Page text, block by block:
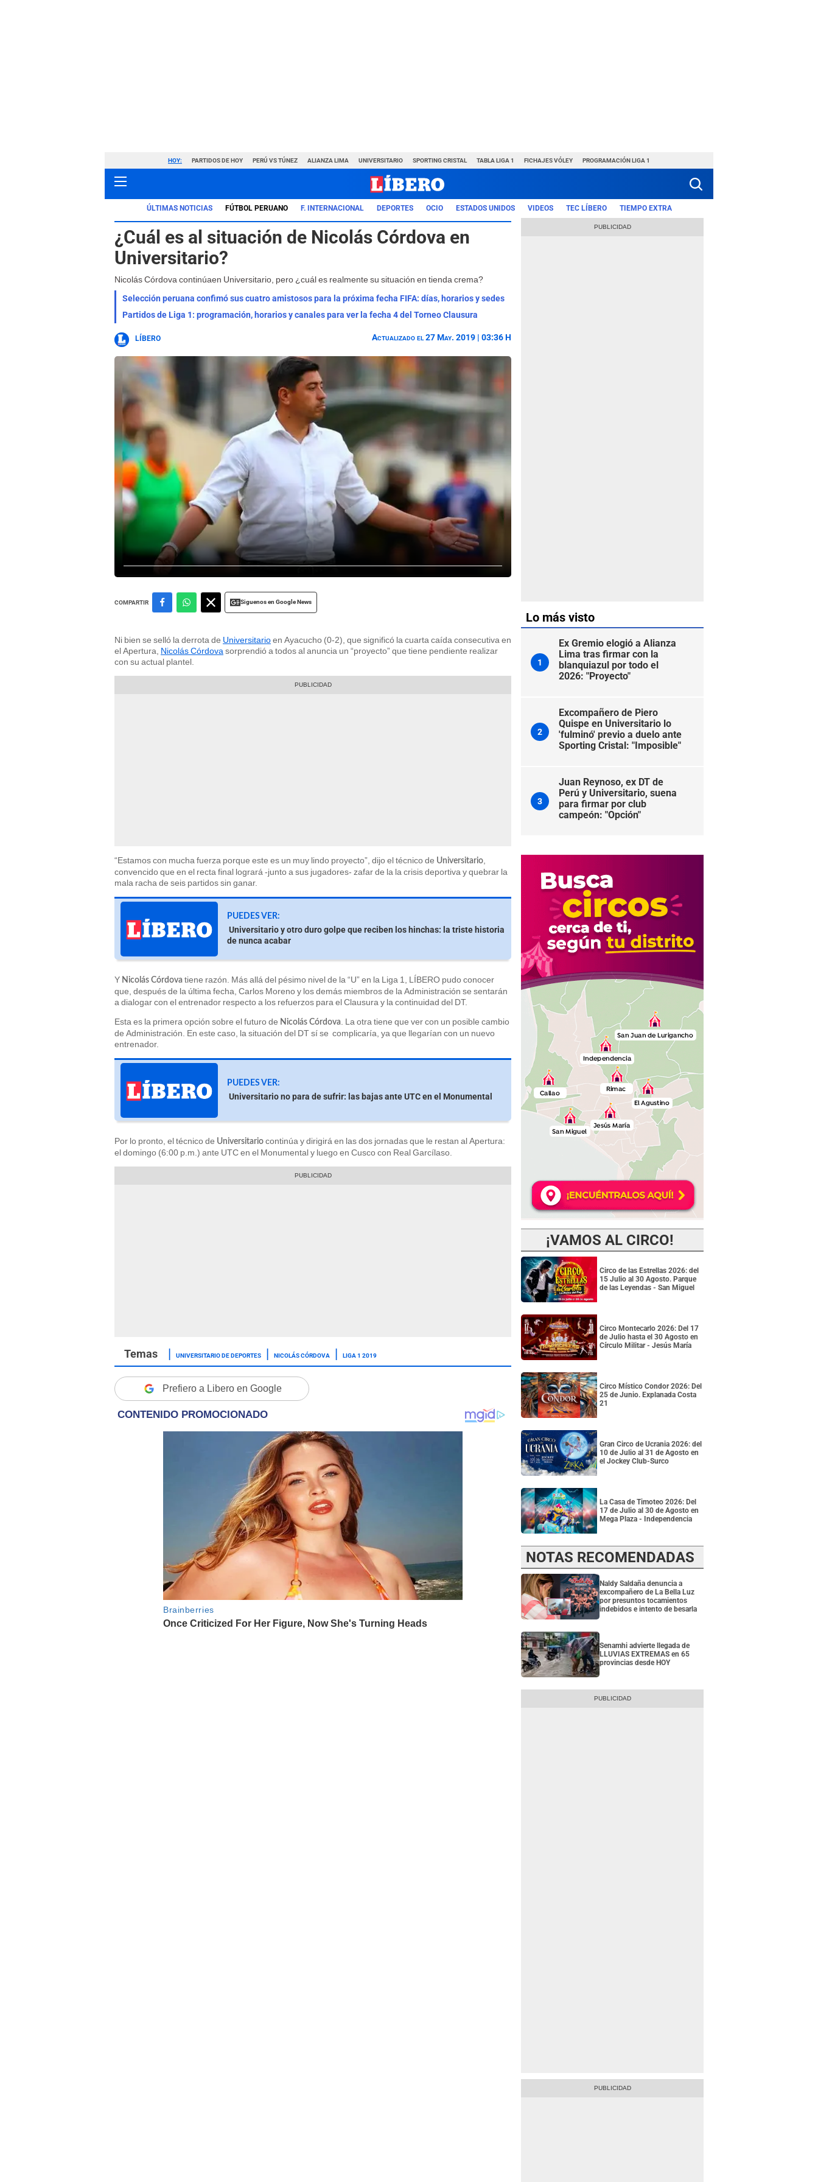
HOY: PARTIDOS DE HOY PERÚ VS TÚNEZ ALIANZA LIMA UNIVERSITARIO SPORTING CRISTAL TABLA LIGA 1 FICHAJES VÓLEY PROGRAMACIÓN LIGA 1
ÚLTIMAS NOTICIAS FÚTBOL PERUANO F. INTERNACIONAL DEPORTES OCIO ESTADOS UNIDOS VIDEOS TEC LÍBERO TIEMPO EXTRA
¿Cuál es al situación de Nicolás Córdova en
Universitario?
Nicolás Córdova continúaen Universitario, pero ¿cuál es realmente su situación en tienda crema?
Selección peruana confimó sus cuatro amistosos para la próxima fecha FIFA: días, horarios y sedes
Partidos de Liga 1: programación, horarios y canales para ver la fecha 4 del Torneo Clausura
LÍBERO Actualizado el 27 May. 2019 | 03:36 H
COMPARTIR Siguenos en Google News
Ni bien se selló la derrota de Universitarioen Ayacucho (0-2), que significó la cuarta caída consecutiva en
el Apertura, Nicolás Córdova sorprendió a todos al anuncia un “proyecto” que tiene pendiente realizar
con su actual plantel.
“Estamos con mucha fuerza porque este es un muy lindo proyecto”, dijo el técnico de Universitario
convencido que en el recta final logrará -junto a sus jugadores- zafar de la la crisis deportiva y quebrar la
mala racha de seis partidos sin ganar.
PUEDES VER:
Universitario y otro duro golpe que reciben los hinchas: la triste historia
de nunca acabar
Y Nicolás Córdova tiene razón. Más allá del pésimo nivel de la “U” en la Liga 1, LÍBERO pudo conocer
que, después de la última fecha, Carlos Moreno y los demás miembros de la Administración se sentarán
a dialogar con el entrenador respecto a los refuerzos para el Clausura y la continuidad del DT.
Esta es la primera opción sobre el futuro de Nicolás Córdova . La otra tiene que ver con un posible cambio
de Administración. En este caso, la situación del DT sí se complicaría, ya que llegarían con un nuevo
entrenador.
PUEDES VER:
Universitario no para de sufrir: las bajas ante UTC en el Monumental
Por lo pronto, el técnico de Universitario continúa y dirigirá en las dos jornadas que le restan al Apertura:
el domingo (6:00 p.m.) ante UTC en el Monumental y luego en Cusco con Real Garcílaso.
UNIVERSITARIO DE DEPORTES NICOLÁS CÓRDOVA LIGA 1 2019
Prefiero a Libero en Google
Lo más visto
1
Ex Gremio elogió a Alianza
Lima tras firmar con la
blanquiazul por todo el
2026: "Proyecto"
2
Excompañero de Piero
Quispe en Universitario lo
'fulminó' previo a duelo ante
Sporting Cristal: "Imposible"
3
Juan Reynoso, ex DT de
Perú y Universitario, suena
para firmar por club
campeón: "Opción"
¡VAMOS AL CIRCO!
Circo de las Estrellas 2026: del
15 Julio al 30 Agosto. Parque
de las Leyendas - San Miguel
Circo Montecarlo 2026: Del 17
de Julio hasta el 30 Agosto en
Círculo Militar - Jesús María
Circo Místico Condor 2026: Del
25 de Junio. Explanada Costa
21
Gran Circo de Ucrania 2026: del
10 de Julio al 31 de Agosto en
el Jockey Club-Surco
La Casa de Timoteo 2026: Del
17 de Julio al 30 de Agosto en
Mega Plaza - Independencia
NOTAS RECOMENDADAS
Naldy Saldaña denuncia a
excompañero de La Bella Luz
por presuntos tocamientos
indebidos e intento de besarla
Senamhi advierte llegada de
LLUVIAS EXTREMAS en 65
provincias desde HOY